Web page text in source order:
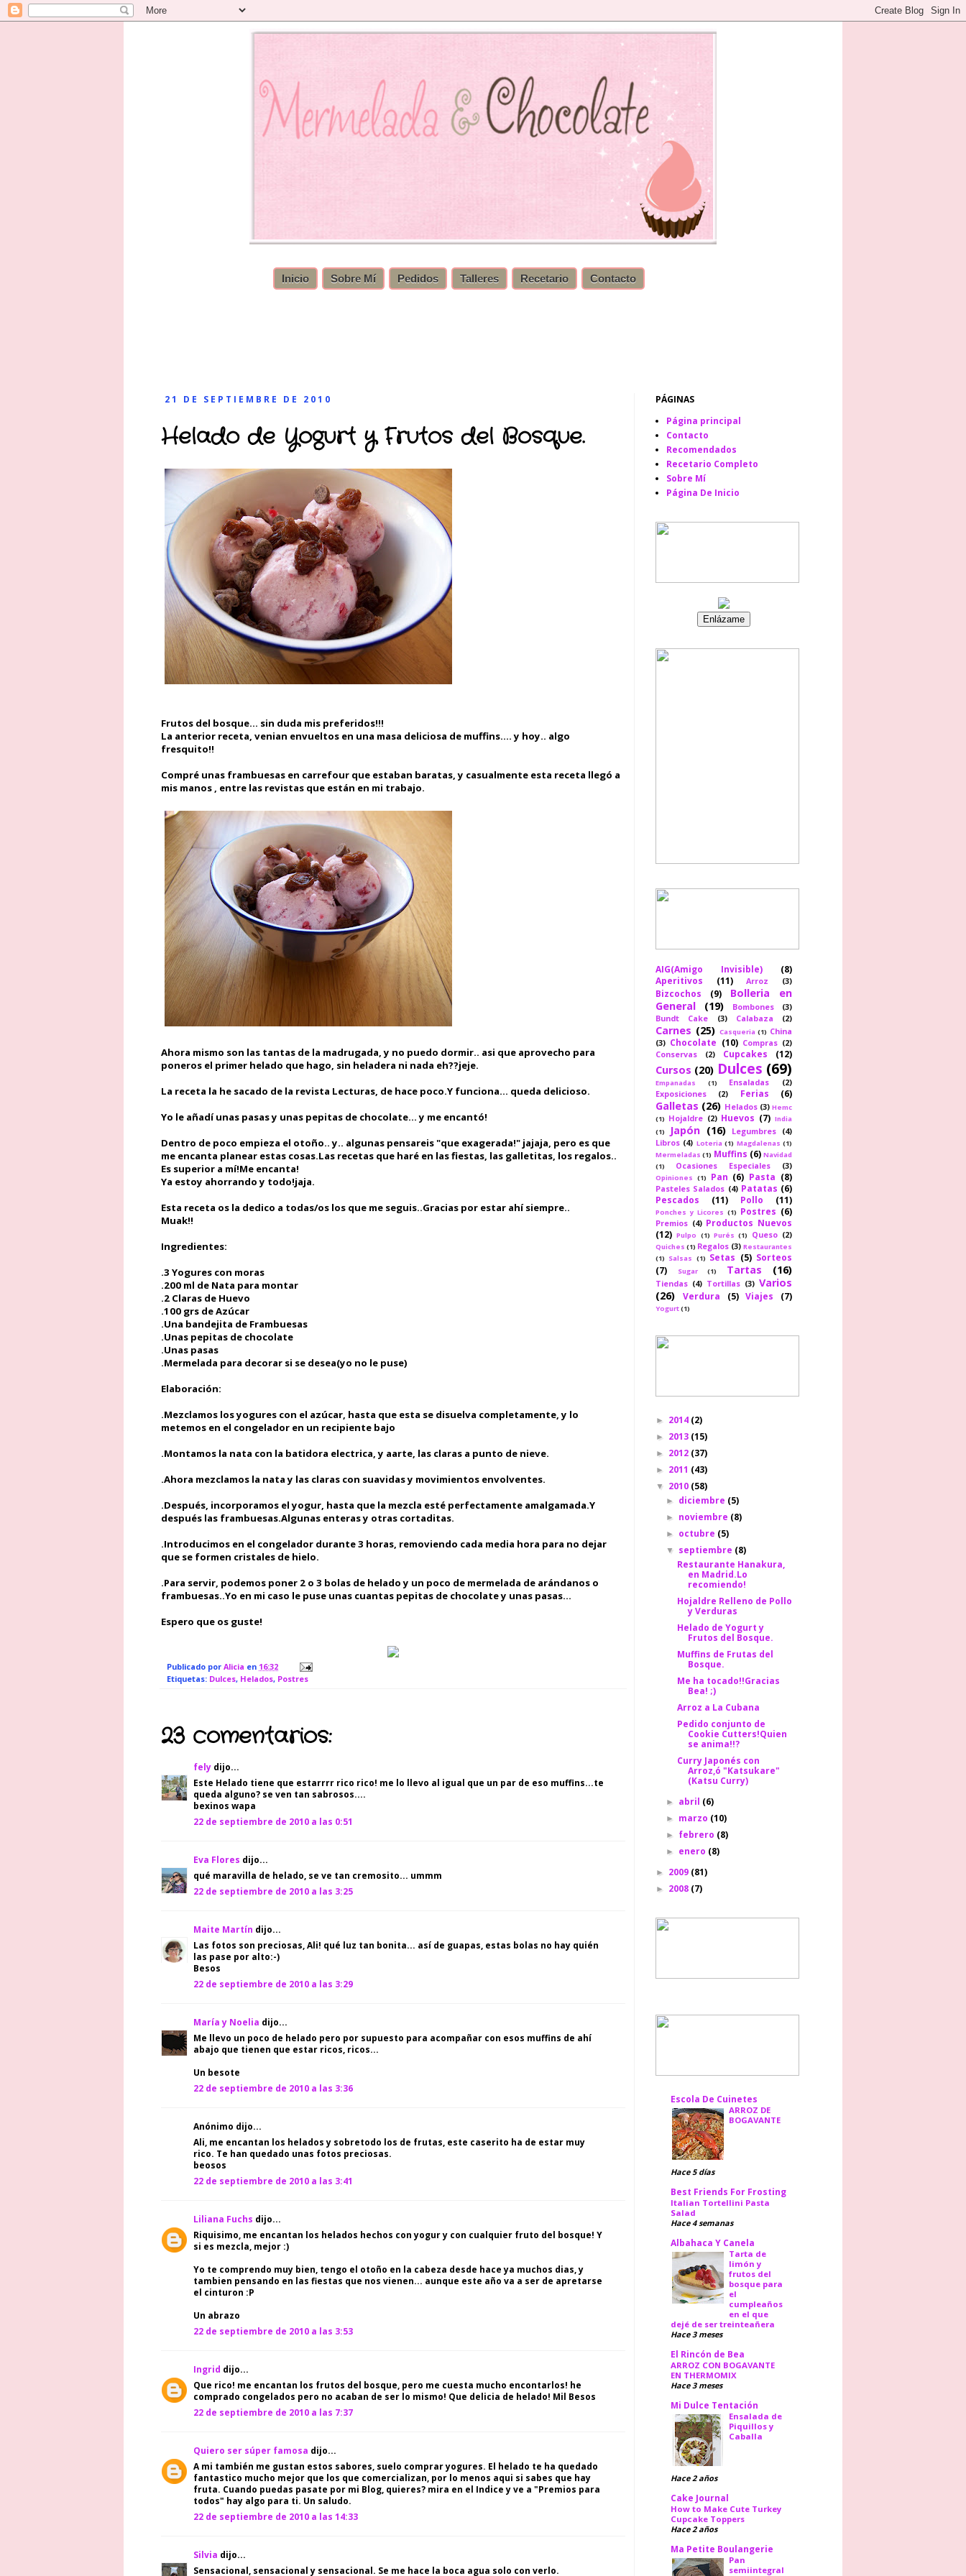
Inicio Sobre Mí Pedidos Talleres Recetario Contacto
21 DE SEPTIEMBRE DE 2010
Helado de Yogurt y Frutos del Bosque.
Frutos del bosque... sin duda mis preferidos!!!
La anterior receta, venian envueltos en una masa deliciosa de muffins.... y hoy.. algo
fresquito!!
Compré unas frambuesas en carrefour que estaban baratas, y casualmente esta receta llegó a
mis manos , entre las revistas que están en mi trabajo.
Ahora mismo son las tantas de la madrugada, y no puedo dormir.. asi que aprovecho para
poneros el primer helado que hago, sin heladera ni nada eh??jeje.
La receta la he sacado de la revista Lecturas, de hace poco.Y funciona... queda delicioso.
Yo le añadí unas pasas y unas pepitas de chocolate... y me encantó!
Dentro de poco empieza el otoño.. y.. algunas pensareis "que exagerada!" jajaja, pero es que
me encanta planear estas cosas.Las recetas que haré en las fiestas, las galletitas, los regalos..
Es superior a mí!Me encanta!
Ya estoy ahorrando y todo!jaja.
Esta receta os la dedico a todas/os los que me seguis..Gracias por estar ahí siempre..
Muak!!
Ingredientes:
.3 Yogures con moras
.200 ml de Nata para montar
.2 Claras de Huevo
.100 grs de Azúcar
.Una bandejita de Frambuesas
.Unas pepitas de chocolate
.Unas pasas
.Mermelada para decorar si se desea(yo no le puse)
Elaboración:
.Mezclamos los yogures con el azúcar, hasta que esta se disuelva completamente, y lo
metemos en el congelador en un recipiente bajo
.Montamos la nata con la batidora electrica, y aarte, las claras a punto de nieve.
.Ahora mezclamos la nata y las claras con suavidas y movimientos envolventes.
.Después, incorporamos el yogur, hasta que la mezcla esté perfectamente amalgamada.Y
después las frambuesas.Algunas enteras y otras cortaditas.
.Introducimos en el congelador durante 3 horas, removiendo cada media hora para no dejar
que se formen cristales de hielo.
.Para servir, podemos poner 2 o 3 bolas de helado y un poco de mermelada de arándanos o
frambuesas..Yo en mi caso le puse unas cuantas pepitas de chocolate y unas pasas...
Espero que os guste!
Publicado por Alicia en 16:32
Etiquetas: Dulces, Helados, Postres
23 comentarios:
fely dijo...
Este Helado tiene que estarrrr rico rico! me lo llevo al igual que un par de eso muffins...te
queda alguno? se ven tan sabrosos....
bexinos wapa
22 de septiembre de 2010 a las 0:51
Eva Flores dijo...
qué maravilla de helado, se ve tan cremosito... ummm
22 de septiembre de 2010 a las 3:25
Maite Martín dijo...
Las fotos son preciosas, Ali! qué luz tan bonita... así de guapas, estas bolas no hay quién
las pase por alto:-)
Besos
22 de septiembre de 2010 a las 3:29
María y Noelia dijo...
Me llevo un poco de helado pero por supuesto para acompañar con esos muffins de ahí
abajo que tienen que estar ricos, ricos...
Un besote
22 de septiembre de 2010 a las 3:36
Anónimo dijo...
Ali, me encantan los helados y sobretodo los de frutas, este caserito ha de estar muy
rico. Te han quedado unas fotos preciosas.
beosos
22 de septiembre de 2010 a las 3:41
Liliana Fuchs dijo...
Riquisimo, me encantan los helados hechos con yogur y con cualquier fruto del bosque! Y
si es mezcla, mejor :)
Yo te comprendo muy bien, tengo el otoño en la cabeza desde hace ya muchos dias, y
tambien pensando en las fiestas que nos vienen... aunque este año va a ser de apretarse
el cinturon :P
Un abrazo
22 de septiembre de 2010 a las 3:53
Ingrid dijo...
Que rico! me encantan los frutos del bosque, pero me cuesta mucho encontarlos! he
comprado congelados pero no acaban de ser lo mismo! Que delicia de helado! Mil Besos
22 de septiembre de 2010 a las 7:37
Quiero ser súper famosa dijo...
A mi también me gustan estos sabores, suelo comprar yogures. El helado te ha quedado
fantastico mucho mejor que los que comercializan, por lo menos aqui si sabes que hay
fruta. Cuando puedas pasate por mi Blog, quieres? mira en el Indice y ve a "Premios para
todos" hay algo para ti. Un saludo.
22 de septiembre de 2010 a las 14:33
Silvia dijo...
Sensacional, sensacional y sensacional. Se me hace la boca agua solo con verlo.
PÁGINAS
Página principal
Contacto
Recomendados
Recetario Completo
Sobre Mí
Página De Inicio
AIG(Amigo Invisible)
(8)
Aperitivos
(11) Arroz (3)
Bizcochos (9)
Bolleria en
General
(19) Bombones
(3)
Bundt Cake
(3) Calabaza (2)
Carnes (25) Casqueria (1) China
(3) Chocolate (10) Compras (2)
Conservas
(2) Cupcakes (12)
Cursos (20) Dulces (69)
Empanadas (1) Ensaladas
(2)
Exposiciones
(2) Ferias (6)
Galletas (26) Helados (3) Hemc
(1) Hojaldre (2) Huevos (7) India
(1)
Japón (16) Legumbres (4)
Libros (4) Loteria (1) Magdalenas (1)
Mermeladas (1) Muffins (6) Navidad
(1)
Ocasiones Especiales (3)
Opiniones (1) Pan (6) Pasta (8)
Pasteles Salados (4) Patatas (6)
Pescados
(11) Pollo (11)
Ponches y Licores (1) Postres (6)
Premios (4) Productos Nuevos
(12) Pulpo (1) Purés (1) Queso (2)
Quiches (1) Regalos (3) Restaurantes
(1) Salsas (1) Setas (5) Sorteos
(7)
Sugar (1) Tartas (16)
Tiendas (4) Tortillas (3) Varios
(26)
Verdura (5) Viajes (7)
Yogurt(1)
► 2014 (2)
► 2013 (15)
► 2012 (37)
► 2011 (43)
▼ 2010 (58)
► diciembre (5)
► noviembre (8)
► octubre (5)
▼ septiembre (8)
Restaurante Hanakura,
en Madrid.Lo
recomiendo!
Hojaldre Relleno de Pollo
y Verduras
Helado de Yogurt y
Frutos del Bosque.
Muffins de Frutas del
Bosque.
Me ha tocado!!Gracias
Bea! ;)
Arroz a La Cubana
Pedido conjunto de
Cookie Cutters!Quien
se anima!!?
Curry Japonés con
Arroz,ó "Katsukare"
(Katsu Curry)
► abril (6)
► marzo (10)
► febrero (8)
► enero (8)
► 2009 (81)
► 2008 (7)
Escola De Cuinetes
ARROZ DE
BOGAVANTE
Hace 5 días
Best Friends For Frosting
Italian Tortellini Pasta
Salad
Hace 4 semanas
Albahaca Y Canela
Tarta de
limón y
frutos del
bosque para
el
cumpleaños
en el que
dejé de ser treinteañera
Hace 3 meses
El Rincón de Bea
ARROZ CON BOGAVANTE
EN THERMOMIX
Hace 3 meses
Mi Dulce Tentación
Ensalada de
Piquillos y
Caballa
Hace 2 años
Cake Journal
How to Make Cute Turkey
Cupcake Toppers
Hace 2 años
Ma Petite Boulangerie
Pan
semiintegral